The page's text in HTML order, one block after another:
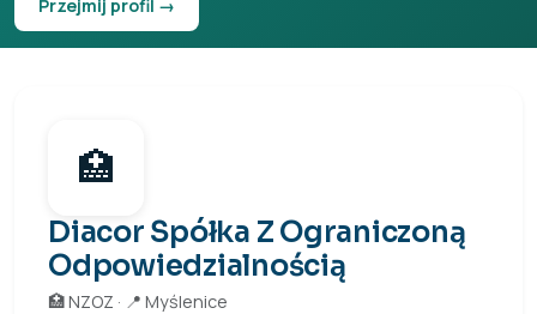
Przejmij profil →
🏥
Diacor Spółka Z Ograniczoną
Odpowiedzialnością
🏥 NZOZ · 📍 Myślenice